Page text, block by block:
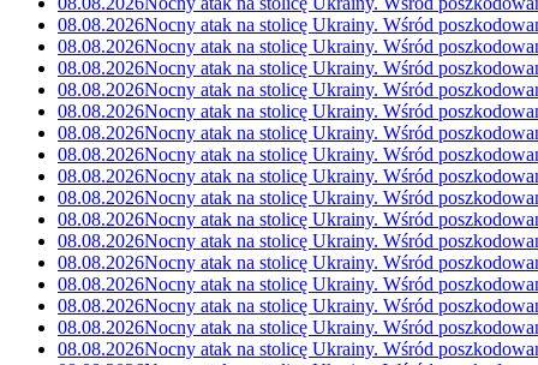
08.08.2026Nocny atak na stolicę Ukrainy. Wśród
08.08.2026Nocny atak na stolicę Ukrainy. Wśród
08.08.2026Nocny atak na stolicę Ukrainy. Wśród
08.08.2026Nocny atak na stolicę Ukrainy. Wśród
08.08.2026Nocny atak na stolicę Ukrainy. Wśród
08.08.2026Nocny atak na stolicę Ukrainy. Wśród
08.08.2026Nocny atak na stolicę Ukrainy. Wśród
08.08.2026Nocny atak na stolicę Ukrainy. Wśród
08.08.2026Nocny atak na stolicę Ukrainy. Wśród
08.08.2026Nocny atak na stolicę Ukrainy. Wśród
08.08.2026Nocny atak na stolicę Ukrainy. Wśród
08.08.2026Nocny atak na stolicę Ukrainy. Wśród
08.08.2026Nocny atak na stolicę Ukrainy. Wśród
08.08.2026Nocny atak na stolicę Ukrainy. Wśród
08.08.2026Nocny atak na stolicę Ukrainy. Wśród
08.08.2026Nocny atak na stolicę Ukrainy. Wśród